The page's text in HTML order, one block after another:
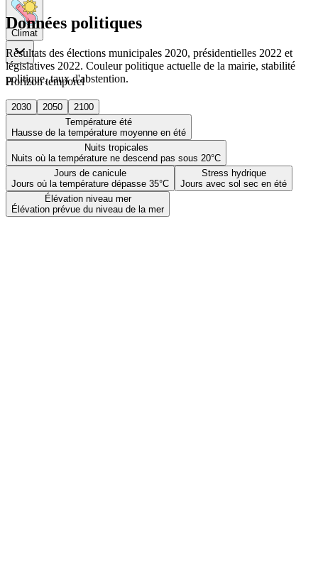
Climat
Horizon temporel
2030 2050
2100
Température été
Hausse de la température moyenne en été
Nuits tropicales
Nuits où la température ne descend pas sous 20°C
Jours de canicule
Jours où la température dépasse 35°C
Stress hydrique
Jours avec sol sec en été
Élévation niveau mer
Élévation prévue du niveau de la mer
Données politiques
Résultats des élections municipales 2020, présidentielles 2022 et
législatives 2022. Couleur politique actuelle de la mairie, stabilité
politique, taux d'abstention.